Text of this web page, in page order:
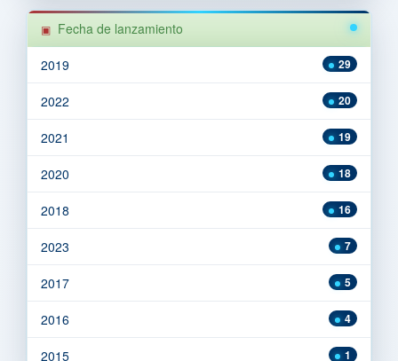
Fecha de lanzamiento
29
2019
20
2022
19
2021
18
2020
16
2018
7
2023
5
2017
4
2016
1
2015